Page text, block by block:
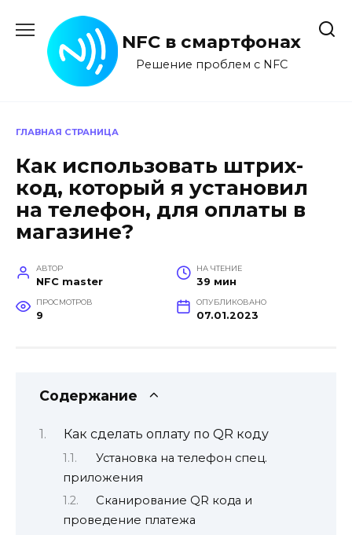
содержанию
NFC в смартфонах
Решение проблем с NFC
ГЛАВНАЯ СТРАНИЦА
Как использовать штрих-
код, который я установил
на телефон, для оплаты в
магазине?
АВТОР
NFC master
НА ЧТЕНИЕ
39 мин
ПРОСМОТРОВ
9
ОПУБЛИКОВАНО
07.01.2023
Содержание
Как сделать оплату по QR коду
Установка на телефон спец.
приложения
Сканирование QR кода и
проведение платежа